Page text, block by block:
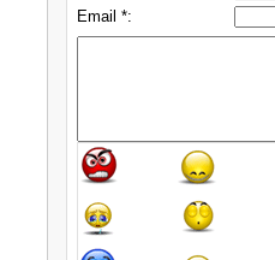
Email *: